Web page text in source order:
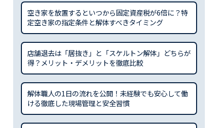
空き家を放置するといつから固定資産税が6倍に？特
定空き家の指定条件と解体すべきタイミング
店舗退去は「居抜き」と「スケルトン解体」どちらが
得？メリット・デメリットを徹底比較
解体職人の1日の流れを公開！未経験でも安心して働
ける徹底した現場管理と安全習慣